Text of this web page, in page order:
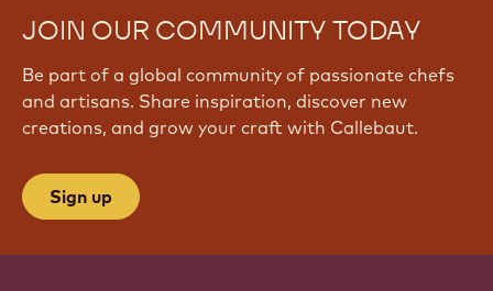
JOIN OUR COMMUNITY TODAY
Be part of a global community of passionate chefs
and artisans. Share inspiration, discover new
creations, and grow your craft with Callebaut.
Sign up